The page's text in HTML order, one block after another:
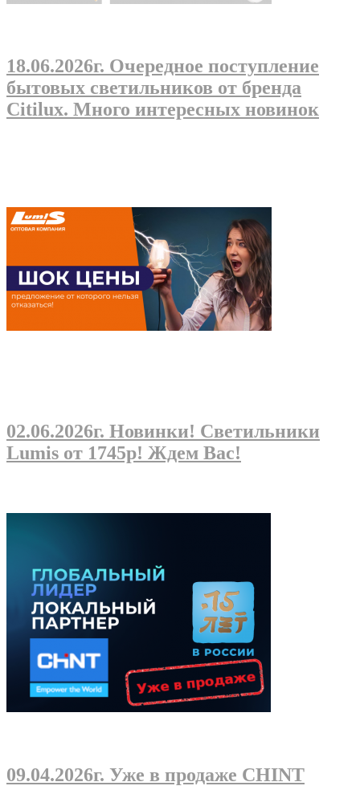
18.06.2026г. Очередное поступление
бытовых светильников от бренда
Citilux. Много интересных новинок
02.06.2026г. Новинки! Светильники
Lumis от 1745р! Ждем Вас!
09.04.2026г. Уже в продаже CHINT